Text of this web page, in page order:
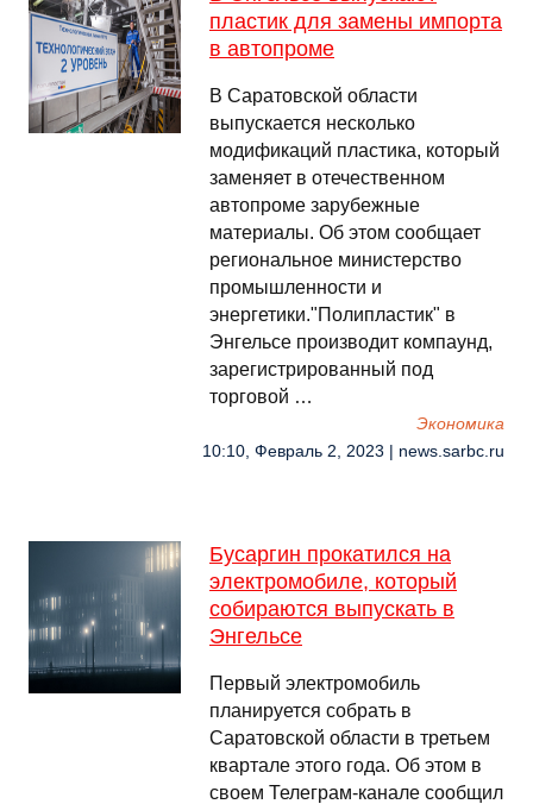
пластик для замены импорта
в автопроме
В Саратовской области
выпускается несколько
модификаций пластика, который
заменяет в отечественном
автопроме зарубежные
материалы. Об этом сообщает
региональное министерство
промышленности и
энергетики."Полипластик" в
Энгельсе производит компаунд,
зарегистрированный под
торговой …
Экономика
10:10, Февраль 2, 2023 | news.sarbc.ru
Бусаргин прокатился на
электромобиле, который
собираются выпускать в
Энгельсе
Первый электромобиль
планируется собрать в
Саратовской области в третьем
квартале этого года. Об этом в
своем Телеграм-канале сообщил